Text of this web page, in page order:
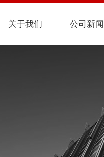
关于我们 公司新闻